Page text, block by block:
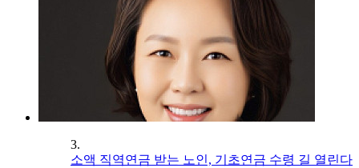
3.
소액 직역연금 받는 노인, 기초연금 수령 길 열린다